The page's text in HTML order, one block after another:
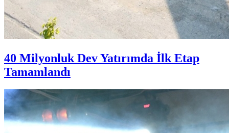
40 Milyonluk Dev Yatırımda İlk Etap
Tamamlandı